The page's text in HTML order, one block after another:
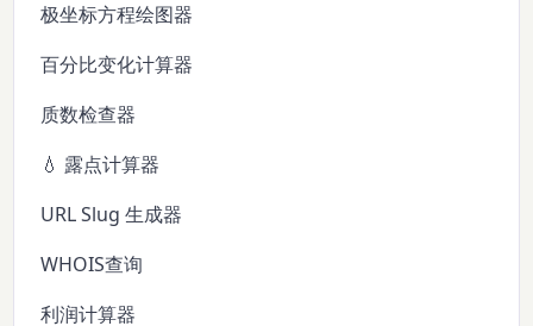
极坐标方程绘图器
百分比变化计算器
质数检查器
💧 露点计算器
URL Slug 生成器
WHOIS查询
利润计算器